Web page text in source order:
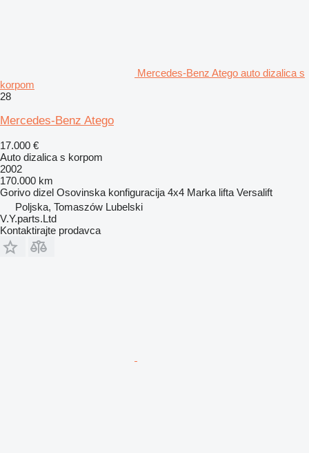
Mercedes-Benz Atego auto dizalica s
korpom
28
Mercedes-Benz Atego
17.000 €
Auto dizalica s korpom
2002
170.000 km
Gorivo dizel Osovinska konfiguracija 4x4 Marka lifta Versalift
Poljska, Tomaszów Lubelski
V.Y.parts.Ltd
Kontaktirajte prodavca